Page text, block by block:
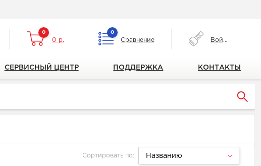
0
0 р.
0
Сравнение Войти
СЕРВИСНЫЙ ЦЕНТР ПОДДЕРЖКА КОНТАКТЫ
Сортировать по: Названию